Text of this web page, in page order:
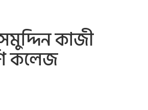
কাজী
কলেজ